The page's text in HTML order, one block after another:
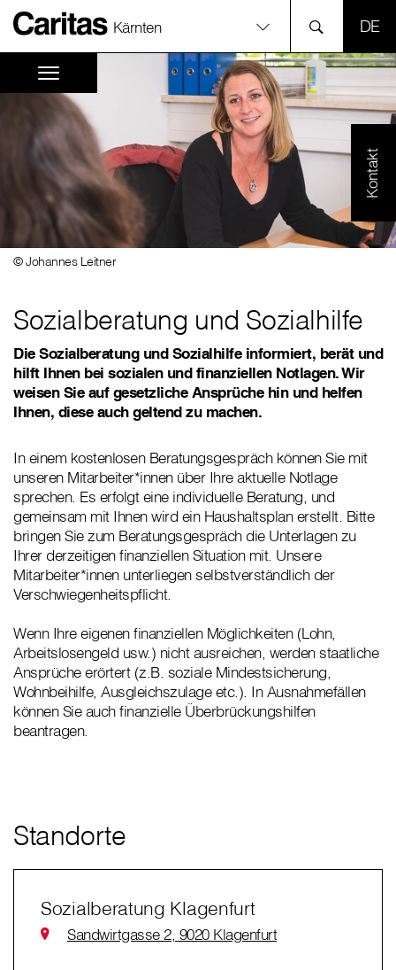
Kärnten
Kontakt
© Johannes Leitner
Sozialberatung und Sozialhilfe
Die Sozialberatung und Sozialhilfe informiert, berät und
hilft Ihnen bei sozialen und finanziellen Notlagen. Wir
weisen Sie auf gesetzliche Ansprüche hin und helfen
Ihnen, diese auch geltend zu machen.
In einem kostenlosen Beratungsgespräch können Sie mit
unseren Mitarbeiter*innen über Ihre aktuelle Notlage
sprechen. Es erfolgt eine individuelle Beratung, und
gemeinsam mit Ihnen wird ein Haushaltsplan erstellt. Bitte
bringen Sie zum Beratungsgespräch die Unterlagen zu
Ihrer derzeitigen finanziellen Situation mit. Unsere
Mitarbeiter*innen unterliegen selbstverständlich der
Verschwiegenheitspflicht.
Wenn Ihre eigenen finanziellen Möglichkeiten (Lohn,
Arbeitslosengeld usw.) nicht ausreichen, werden staatliche
Ansprüche erörtert (z.B. soziale Mindestsicherung,
Wohnbeihilfe, Ausgleichszulage etc.). In Ausnahmefällen
können Sie auch finanzielle Überbrückungshilfen
beantragen.
Standorte
Sozialberatung Klagenfurt
Sandwirtgasse 2, 9020 Klagenfurt